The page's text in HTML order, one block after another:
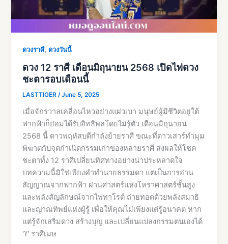
ดวงราศี,ดวงวันนี้
ดวง 12 ราศี เดือนมิถุนายน 2568 เปิดไพ่ดวง
ชะตารอบเดือนนี้
LASTTIGER/June 5, 2025
เมื่อจักรวาลเคลื่อนไหวอย่างแผ่วเบา มนุษย์ผู้มีชีวิตอยู่ใต้
ฟากฟ้าก็ย่อมได้รับอิทธิพลโดยไม่รู้ตัว เดือนมิถุนายน
2568 นี้ ดาวพฤหัสบดีกำลังย้ายราศี ขณะที่ดาวเสาร์ทำมุม
พิฆาตกับจุดกำเนิดกรรมเก่าของหลายราศี ส่งผลให้โชค
ชะตาทั้ง 12 ราศีเปลี่ยนทิศทางอย่างน่าประหลาดใจ
บทความนี้มิใช่เพียงคำทำนายธรรมดา แต่เป็นการอ่าน
สัญญาณจากฟากฟ้า ผ่านศาสตร์แห่งโหราศาสตร์ชั้นสูง
และพลังสัญลักษณ์จากไพ่ทาโรต์ ถ่ายทอดด้วยพลังสมาธิ
และญาณทิพย์แห่งผู้รู้ เพื่อให้คุณไม่เพียงแต่รู้อนาคต หาก
แต่รู้จักเสริมดวง สร้างบุญ และเปลี่ยนแปลงกรรมตนเองได้
♈ ราศีเมษ